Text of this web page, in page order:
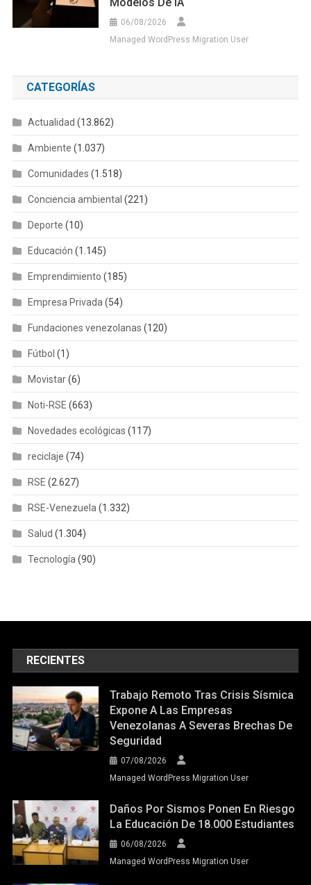
06/08/2026
Managed WordPress Migration User
CATEGORÍAS
Actualidad (13.862)
Ambiente (1.037)
Comunidades (1.518)
Conciencia ambiental (221)
Deporte (10)
Educación (1.145)
Emprendimiento (185)
Empresa Privada(54)
Fundaciones venezolanas (120)
Fútbol (1)
Movistar(6)
Noti-RSE (663)
Novedades ecológicas (117)
reciclaje (74)
RSE (2.627)
RSE-Venezuela(1.332)
Salud (1.304)
Tecnología(90)
RECIENTES
Trabajo Remoto Tras Crisis Sísmica
Expone A Las Empresas
Venezolanas A Severas Brechas De
Seguridad
07/08/2026
Managed WordPress Migration User
Daños Por Sismos Ponen En Riesgo
La Educación De 18.000 Estudiantes
06/08/2026
Managed WordPress Migration User